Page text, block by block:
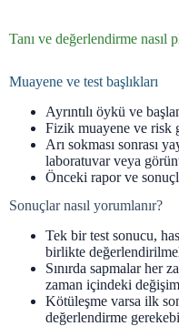
Tanı ve değerlendirme nasıl
Muayene ve test başlıkları
Ayrıntılı öykü ve
Fizik muayene ve risk
Arı sokması sonrası
laboratuvar veya
Önceki rapor ve
Sonuçlar nasıl yorumlanır?
Tek bir test sonucu,
birlikte
Sınırda sapmalar her
zaman içindeki
Kötüleşme varsa ilk
değerlendirme